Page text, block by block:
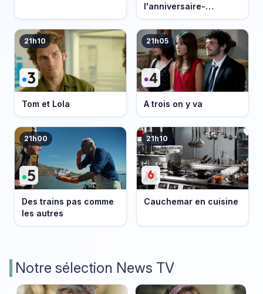
l'anniversaire-
événement
21h10
Tom et Lola
21h05
A trois on y va
21h00
Des trains pas comme
les autres
21h10
Cauchemar en cuisine
Notre sélection News TV